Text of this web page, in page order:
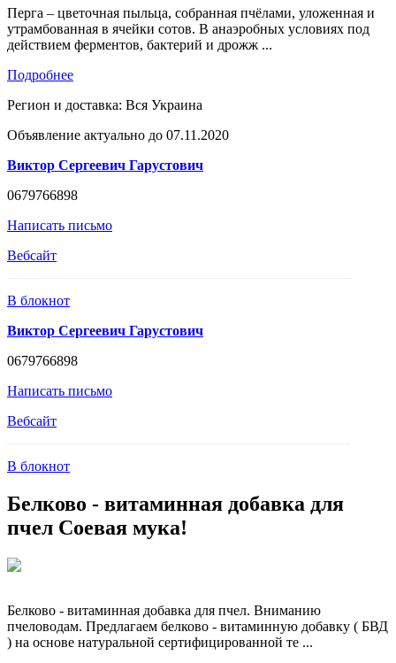
Перга – цветочная пыльца, собранная пчёлами, уложенная и
утрамбованная в ячейки сотов. В анаэробных условиях под
действием ферментов, бактерий и дрожж ...
Подробнее
Регион и доставка: Вся Украина
Объявление актуально до 07.11.2020
Виктор Сергеевич Гарустович
0679766898
Написать письмо
Вебсайт
В блокнот
Виктор Сергеевич Гарустович
0679766898
Написать письмо
Вебсайт
В блокнот
Белково - витаминная добавка для
пчел Соевая мука!
Белково - витаминная добавка для пчел. Вниманию
пчеловодам. Предлагаем белково - витаминную добавку ( БВД
) на основе натуральной сертифицированной те ...